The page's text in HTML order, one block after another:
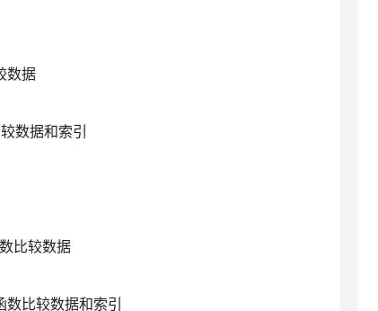
数据
数据和索引
比较数据
比较数据和索引